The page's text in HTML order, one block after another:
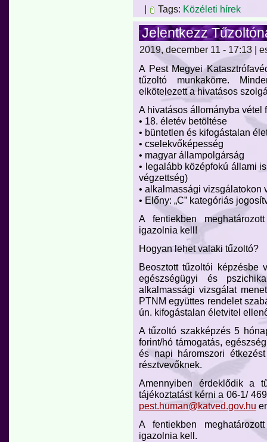
| Tags: Közéleti hírek
Jelentkezz
2019, december 11 - 17:13 |
A Pest Megyei
tűzoltó munkakörre.
elkötelezett a hivatásos
A hivatásos állományba vétel
• 18. életév betöltése
• büntetlen és kifogástalan
• cselekvőképesség
• magyar állampolgárság
• legalább középfokú állami
végzettség)
• alkalmassági vizsgálatokon
• Előny: „C” kategóriás
A fentiekben
igazolnia kell!
Hogyan lehet valaki tűzoltó?
Beosztott tűzoltói képzésbe
egészségügyi és
alkalmassági vizsgálat
PTNM együttes rendelet
ún. kifogástalan életvitel
A tűzoltó szakképzés 5
forint/hó támogatás,
és napi háromszori
résztvevőknek.
Amennyiben érdeklődik a
tájékoztatást kérni a 06-1/
pest.human@katved.gov.hu
A fentiekben
igazolnia kell.